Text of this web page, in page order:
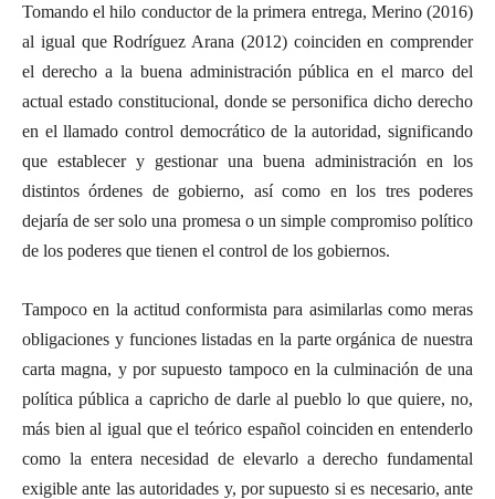
Tomando el hilo conductor de la primera entrega, Merino (2016)
al igual que Rodríguez Arana (2012) coinciden en comprender
el derecho a la buena administración pública en el marco del
actual estado constitucional, donde se personifica dicho derecho
en el llamado control democrático de la autoridad, significando
que establecer y gestionar una buena administración en los
distintos órdenes de gobierno, así como en los tres poderes
dejaría de ser solo una promesa o un simple compromiso político
de los poderes que tienen el control de los gobiernos.
Tampoco en la actitud conformista para asimilarlas como meras
obligaciones y funciones listadas en la parte orgánica de nuestra
carta magna, y por supuesto tampoco en la culminación de una
política pública a capricho de darle al pueblo lo que quiere, no,
más bien al igual que el teórico español coinciden en entenderlo
como la entera necesidad de elevarlo a derecho fundamental
exigible ante las autoridades y, por supuesto si es necesario, ante